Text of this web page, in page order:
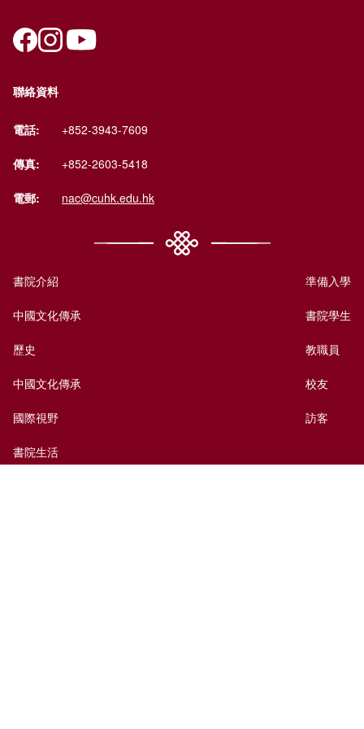
聯絡資料
電話: +852-3943-7609
傳真: +852-2603-5418
電郵: nac@cuhk.edu.hk
書院介紹
中國文化傳承
歷史
中國文化傳承
國際視野
書院生活
準備入學
書院學生
教職員
校友
訪客